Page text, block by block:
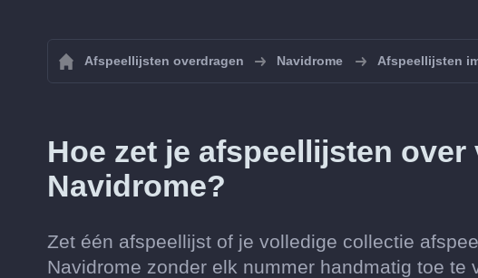
Afspeellijsten overdragen Navidrome Afspeellijsten
Hoe zet je afspeellijsten over
Navidrome?
Zet één afspeellijst of je volledige collectie
Navidrome zonder elk nummer handmatig toe te